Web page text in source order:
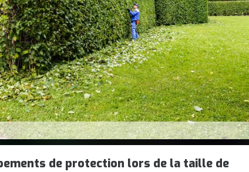
de protection lors de la taille de